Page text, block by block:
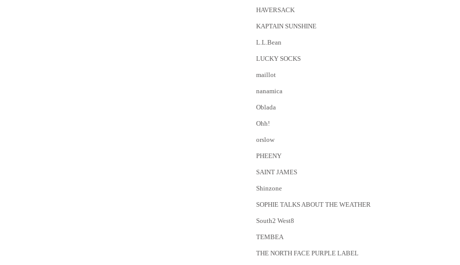
HAVERSACK
KAPTAIN SUNSHINE
L.L.Bean
LUCKY SOCKS
maillot
nanamica
Oblada
Ohh!
orslow
PHEENY
SAINT JAMES
Shinzone
SOPHIE TALKS ABOUT THE WEATHER
South2 West8
TEMBEA
THE NORTH FACE PURPLE LABEL